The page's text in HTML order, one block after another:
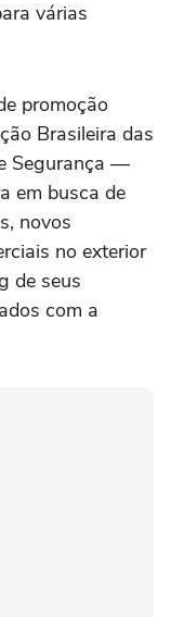
várias
promoção
Brasileira das
Segurança —
em busca de
novos
no exterior
de seus
com a